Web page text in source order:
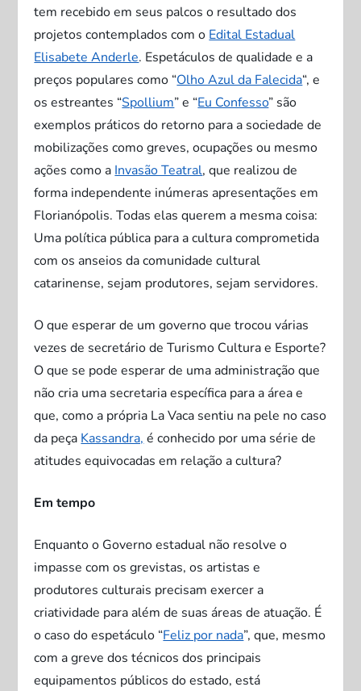
tem recebido em seus palcos o resultado dos
projetos contemplados com o Edital Estadual
Elisabete Anderle. Espetáculos de qualidade e a
preços populares como “Olho Azul da Falecida“, e
os estreantes “Spollium” e “Eu Confesso” são
exemplos práticos do retorno para a sociedade de
mobilizações como greves, ocupações ou mesmo
ações como a Invasão Teatral, que realizou de
forma independente inúmeras apresentações em
Florianópolis. Todas elas querem a mesma coisa:
Uma política pública para a cultura comprometida
com os anseios da comunidade cultural
catarinense, sejam produtores, sejam servidores.
O que esperar de um governo que trocou várias
vezes de secretário de Turismo Cultura e Esporte?
O que se pode esperar de uma administração que
não cria uma secretaria específica para a área e
que, como a própria La Vaca sentiu na pele no caso
da peça Kassandra, é conhecido por uma série de
atitudes equivocadas em relação a cultura?
Em tempo
Enquanto o Governo estadual não resolve o
impasse com os grevistas, os artistas e
produtores culturais precisam exercer a
criatividade para além de suas áreas de atuação. É
o caso do espetáculo “Feliz por nada”, que, mesmo
com a greve dos técnicos dos principais
equipamentos públicos do estado, está